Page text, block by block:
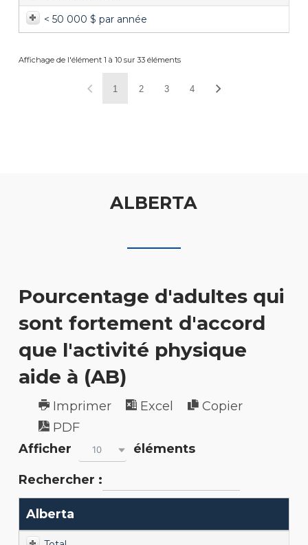
< 50 000 $ par année
Affichage de l'élément 1 à 10 sur 33 éléments
1 2 3 4
ALBERTA
Pourcentage d'adultes qui
sont fortement d'accord
que l'activité physique
aide à (AB)
Imprimer Excel
Copier
PDF
Afficher
10 éléments
Rechercher :
Alberta